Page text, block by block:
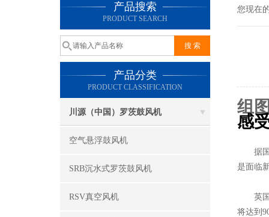
产品搜索
PRODUCT SEARCH
产品分类
PRODUCT CLASSIFICATION
川源（中国）罗茨鼓风机
空气悬浮鼓风机
SRB沉水式罗茨鼓风机
RSV真空风机
您现在
组
感
据国
是面临
英国
将达到